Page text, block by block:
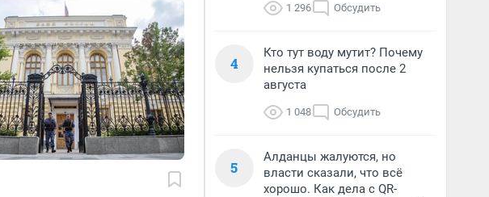
1 296 Обсудить
4
Кто тут воду мутит? Почему
нельзя купаться после 2
августа
1 048 Обсудить
5
Алданцы жалуются, но
власти сказали, что всё
хорошо. Как дела с QR-